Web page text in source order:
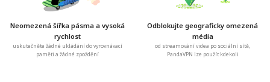
Neomezená šířka pásma a vysoká
rychlost
uskutečněte žádné ukládání do vyrovnávací
paměti a žádné zpoždění
Odblokujte geograficky omezená
média
od streamování videa po sociální sítě,
PandaVPN lze použít kdekoli